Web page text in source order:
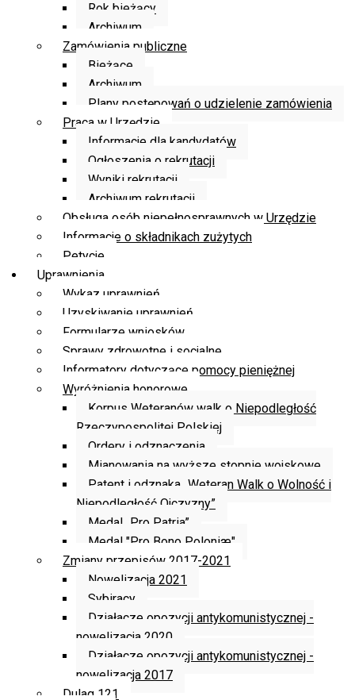
Rok bieżący
Archiwum
Zamówienia publiczne
Bieżące
Archiwum
Plany postępowań o udzielenie zamówienia
Praca w Urzędzie
Informacje dla kandydatów
Ogłoszenia o rekrutacji
Wyniki rekrutacji
Archiwum rekrutacji
Obsługa osób niepełnosprawnych w Urzędzie
Informacje o składnikach zużytych
Petycje
Uprawnienia
Wykaz uprawnień
Uzyskiwanie uprawnień
Formularze wniosków
Sprawy zdrowotne i socjalne
Informatory dotyczące pomocy pieniężnej
Wyróżnienia honorowe
Korpus Weteranów walk o Niepodległość
Rzeczypospolitej Polskiej
Ordery i odznaczenia
Mianowania na wyższe stopnie wojskowe
Patent i odznaka „Weteran Walk o Wolność i
Niepodległość Ojczyzny”
Medal „Pro Patria”
Medal "Pro Bono Poloniæ"
Zmiany przepisów 2017-2021
Nowelizacja 2021
Sybiracy
Działacze opozycji antykomunistycznej -
nowelizacja 2020
Działacze opozycji antykomunistycznej -
nowelizacja 2017
Dulag 121